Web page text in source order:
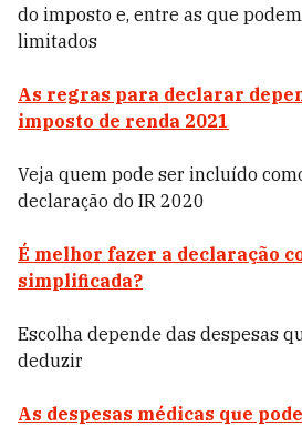
do imposto e, entre as que
limitados
As regras para declarar
imposto de renda 2021
Veja quem pode ser incluído
declaração do IR 2020
É melhor fazer a declaração
simplificada?
Escolha depende das despesas
deduzir
As despesas médicas que